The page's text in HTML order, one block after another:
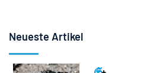
Neueste Artikel